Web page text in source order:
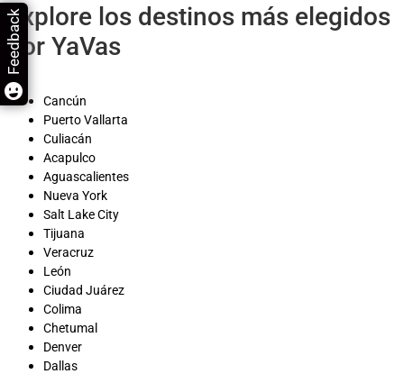
Explore los destinos más elegidos
por YaVas
Cancún
Puerto Vallarta
Culiacán
Acapulco
Aguascalientes
Nueva York
Salt Lake City
Tijuana
Veracruz
León
Ciudad Juárez
Colima
Chetumal
Denver
Dallas
Feedback